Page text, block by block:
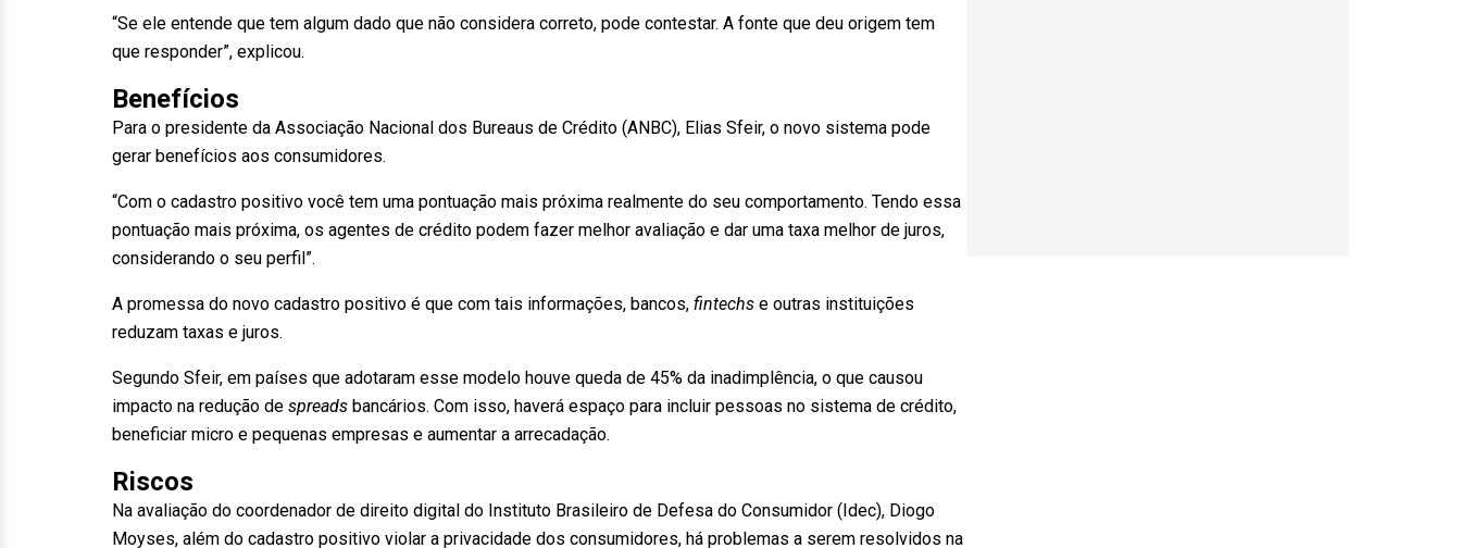
“Se ele entende que tem algum dado que não considera correto, pode contestar. A fonte que deu origem tem
que responder”, explicou.
Benefícios
Para o presidente da Associação Nacional dos Bureaus de Crédito (ANBC), Elias Sfeir, o novo sistema pode
gerar benefícios aos consumidores.
“Com o cadastro positivo você tem uma pontuação mais próxima realmente do seu comportamento. Tendo essa
pontuação mais próxima, os agentes de crédito podem fazer melhor avaliação e dar uma taxa melhor de juros,
considerando o seu perfil”.
A promessa do novo cadastro positivo é que com tais informações, bancos, fintechs e outras instituições
reduzam taxas e juros.
Segundo Sfeir, em países que adotaram esse modelo houve queda de 45% da inadimplência, o que causou
impacto na redução de spreads bancários. Com isso, haverá espaço para incluir pessoas no sistema de crédito,
beneficiar micro e pequenas empresas e aumentar a arrecadação.
Riscos
Na avaliação do coordenador de direito digital do Instituto Brasileiro de Defesa do Consumidor (Idec), Diogo
Moyses, além do cadastro positivo violar a privacidade dos consumidores, há problemas a serem resolvidos na